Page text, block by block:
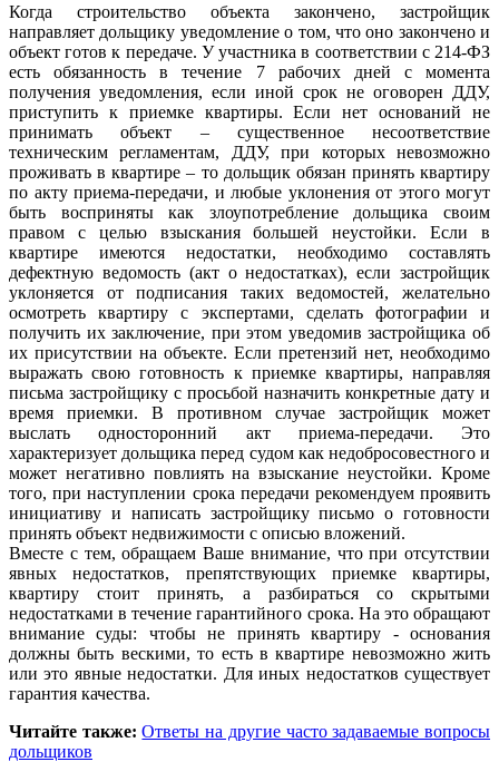
Когда строительство объекта закончено, застройщик
направляет дольщику уведомление о том, что оно закончено и
объект готов к передаче. У участника в соответствии с 214-ФЗ
есть обязанность в течение 7 рабочих дней с момента
получения уведомления, если иной срок не оговорен ДДУ,
приступить к приемке квартиры. Если нет оснований не
принимать объект – существенное несоответствие
техническим регламентам, ДДУ, при которых невозможно
проживать в квартире – то дольщик обязан принять квартиру
по акту приема-передачи, и любые уклонения от этого могут
быть восприняты как злоупотребление дольщика своим
правом с целью взыскания большей неустойки. Если в
квартире имеются недостатки, необходимо составлять
дефектную ведомость (акт о недостатках), если застройщик
уклоняется от подписания таких ведомостей, желательно
осмотреть квартиру с экспертами, сделать фотографии и
получить их заключение, при этом уведомив застройщика об
их присутствии на объекте. Если претензий нет, необходимо
выражать свою готовность к приемке квартиры, направляя
письма застройщику с просьбой назначить конкретные дату и
время приемки. В противном случае застройщик может
выслать односторонний акт приема-передачи. Это
характеризует дольщика перед судом как недобросовестного и
может негативно повлиять на взыскание неустойки. Кроме
того, при наступлении срока передачи рекомендуем проявить
инициативу и написать застройщику письмо о готовности
принять объект недвижимости с описью вложений.
Вместе с тем, обращаем Ваше внимание, что при отсутствии
явных недостатков, препятствующих приемке квартиры,
квартиру стоит принять, а разбираться со скрытыми
недостатками в течение гарантийного срока. На это обращают
внимание суды: чтобы не принять квартиру - основания
должны быть вескими, то есть в квартире невозможно жить
или это явные недостатки. Для иных недостатков существует
гарантия качества.
Читайте также: Ответы на другие часто задаваемые вопросы
дольщиков